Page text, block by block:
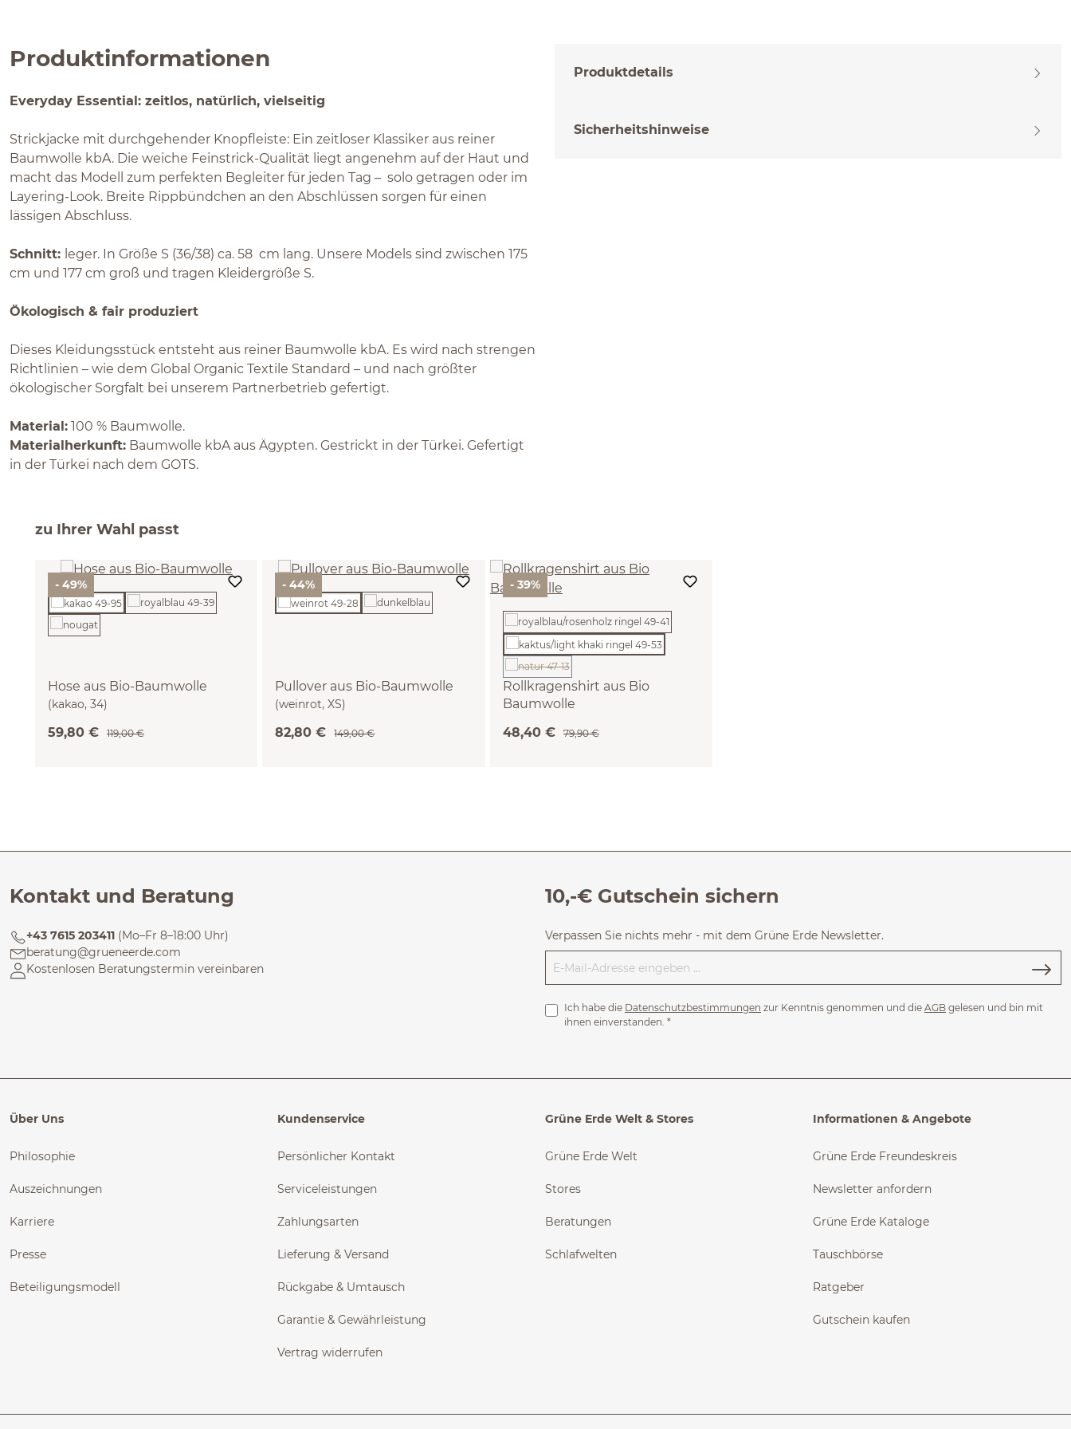
Produktinformationen
Everyday Essential: zeitlos, natürlich, vielseitig
Strickjacke mit durchgehender Knopfleiste: Ein zeitloser Klassiker aus reiner
Baumwolle kbA. Die weiche Feinstrick-Qualität liegt angenehm auf der Haut und
macht das Modell zum perfekten Begleiter für jeden Tag – solo getragen oder im
Layering-Look. Breite Rippbündchen an den Abschlüssen sorgen für einen
lässigen Abschluss.
Schnitt: leger. In Größe S (36/38) ca. 58 cm lang. Unsere Models sind zwischen 175
cm und 177 cm groß und tragen Kleidergröße S.
Ökologisch & fair produziert
Dieses Kleidungsstück entsteht aus reiner Baumwolle kbA. Es wird nach strengen
Richtlinien – wie dem Global Organic Textile Standard – und nach größter
ökologischer Sorgfalt bei unserem Partnerbetrieb gefertigt.
Material: 100 % Baumwolle.
Materialherkunft: Baumwolle kbA aus Ägypten. Gestrickt in der Türkei. Gefertigt
in der Türkei nach dem GOTS.
Produktdetails
Sicherheitshinweise
zu Ihrer Wahl passt
- 49%
Hose aus Bio-Baumwolle
(kakao, 34)
59,80 € 119,00 €
- 44%
Pullover aus Bio-Baumwolle
(weinrot, XS)
82,80 € 149,00 €
- 39%
Rollkragenshirt aus Bio
Baumwolle
48,40 € 79,90 €
Kontakt und Beratung
+43 7615 203411 (Mo–Fr 8–18:00 Uhr)
beratung@grueneerde.com
Kostenlosen Beratungstermin vereinbaren
10,-€ Gutschein sichern
Verpassen Sie nichts mehr - mit dem Grüne Erde Newsletter.
Ich habe die Datenschutzbestimmungen zur Kenntnis genommen und die AGB gelesen und bin mit
ihnen einverstanden. *
Über Uns
Philosophie
Auszeichnungen
Karriere
Presse
Beteiligungsmodell
Kundenservice
Persönlicher Kontakt
Serviceleistungen
Zahlungsarten
Lieferung & Versand
Rückgabe & Umtausch
Garantie & Gewährleistung
Vertrag widerrufen
Grüne Erde Welt & Stores
Grüne Erde Welt
Stores
Beratungen
Schlafwelten
Informationen & Angebote
Grüne Erde Freundeskreis
Newsletter anfordern
Grüne Erde Kataloge
Tauschbörse
Ratgeber
Gutschein kaufen